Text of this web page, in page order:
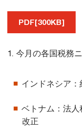
PDF[300KB]
1. 今月の各国税務
インドネシア
ベトナム：法
改正